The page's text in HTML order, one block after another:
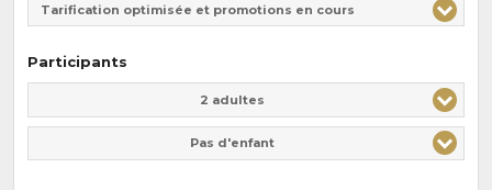
Tarification optimisée et promotions en cours
Participants
2 adultes
Pas d'enfant